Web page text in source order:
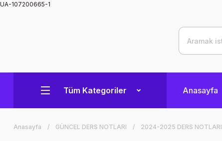
UA-107200665-1
Tüm Kategoriler Anasayfa
Anasayfa GÜNCEL DERS NOTLARI 2024-2025 DERS NOTLARI